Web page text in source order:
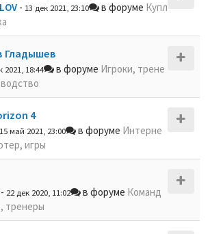
- 13 дек 2021, 23:10 в форуме Купл
Гладышев
2021, 18:44 в форуме Игроки, трене
4
15 май 2021, 23:00 в форуме Интерне
игры
- 22 дек 2020, 11:02 в форуме Команд
тренеры